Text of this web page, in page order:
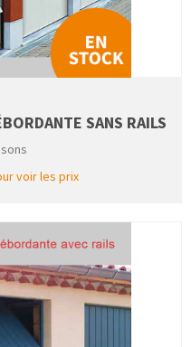
SANS RAILS
voir les prix